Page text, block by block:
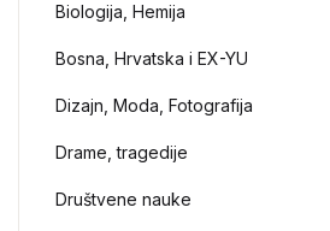
Biologija, Hemija
Bosna, Hrvatska i EX-YU
Dizajn, Moda, Fotografija
Drame, tragedije
Društvene nauke